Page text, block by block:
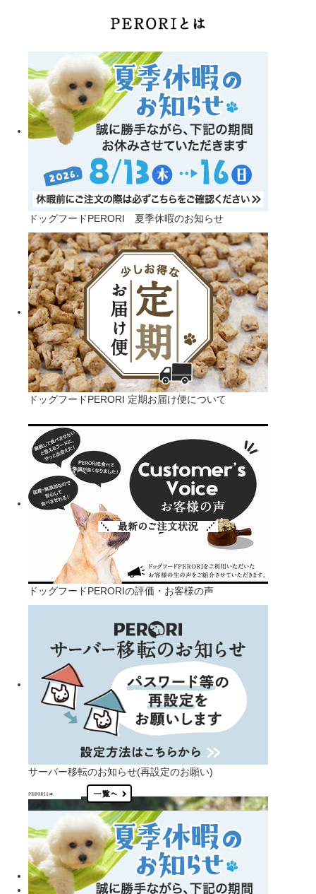
ドッグフードPERORI 夏季休暇のお知らせ
ドッグフードPERORI 定期お届け便について
ドッグフードPERORIの評価・お客様の声
サーバー移転のお知らせ(再設定のお願い)
PERORIとは一覧へ